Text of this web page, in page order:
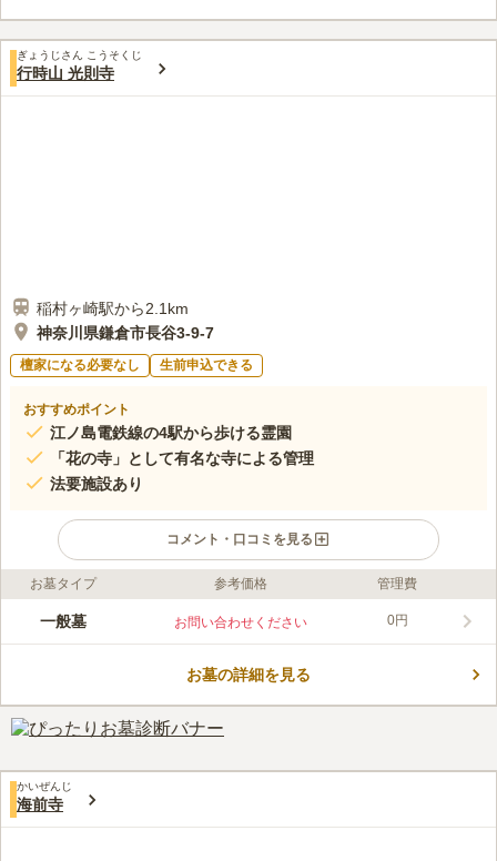
口コミ評価
この霊園はまだ誰からも評価されていません。
ぎょうじさん こうそくじ
行時山 光則寺
稲村ヶ崎駅から2.1km
神奈川県鎌倉市長谷3-9-7
檀家になる必要なし 生前申込できる
おすすめポイント
江ノ島電鉄線の4駅から歩ける霊園
「花の寺」として有名な寺による管理
法要施設あり
コメント・口コミを見る
ライフドット編集部のコメント
1274年（文永11年）に創建された日蓮宗の寺である行時山光則
境です。在来仏教に限って、過去にどのような宗旨・宗派を信仰
お車でお参りされた場合でも便利です。
口コミ評価
お墓タイプ 参考価格 管理費
一般墓 お問い合わせください 0円
お墓の詳細を見る
かいぜんじ
海前寺